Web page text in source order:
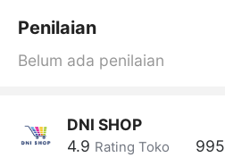
Penilaian
Belum ada penilaian
DNI SHOP
4.9 Rating Toko 995